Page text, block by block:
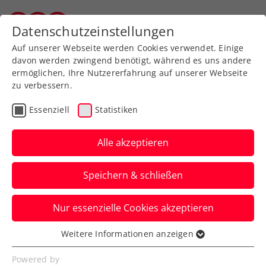
Zurück zur Newsübersicht
Turniere
ITF Luanda: Ramskogler
ergründet Neuland
Das ÖTV-Ass kann auf eine erfolgreiche,
internationale Turnierwoche in Afrika
zurückblicken.
Verfasst von: Manuel Wachta, 02.12.2024
Datenschutzeinstellungen
Auf unserer Webseite werden Cookies verwendet. Einige
davon werden zwingend benötigt, während es uns andere
ermöglichen, Ihre Nutzererfahrung auf unserer Webseite
zu verbessern.
Essenziell Statistiken
Alle akzeptieren
Speichern & schließen
Nur essenzielle Cookies akzeptieren
Essenziell
Essenzielle Cookies werden für grundlegende
Weitere Informationen anzeigen
Powered by